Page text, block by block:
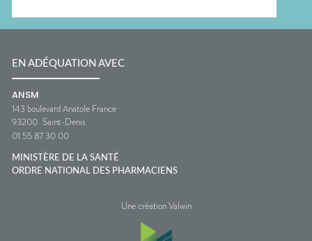
EN ADÉQUATION AVEC
ANSM
143 boulevard Anatole France
93200 Saint-Denis
01 55 87 30 00
MINISTÈRE DE LA SANTÉ
ORDRE NATIONAL DES PHARMACIENS
Une création Valwin